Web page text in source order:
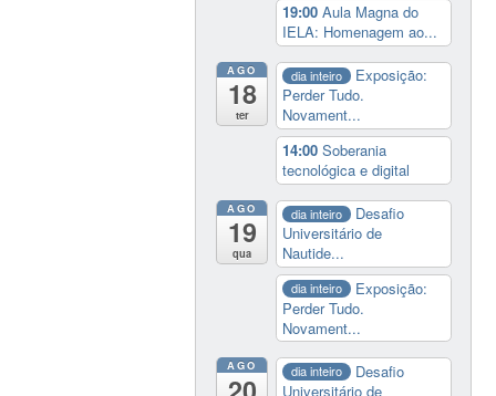
19:00Aula Magna do
IELA: Homenagem ao...
AGO
18
ter
dia inteiro
Exposição:
Perder Tudo.
Novament...
14:00Soberania
tecnológica e digital
AGO
19
qua
dia inteiro
Desafio
Universitário de
Nautide...
dia inteiro
Exposição:
Perder Tudo.
Novament...
AGO dia inteiro
Desafio
Universitário de